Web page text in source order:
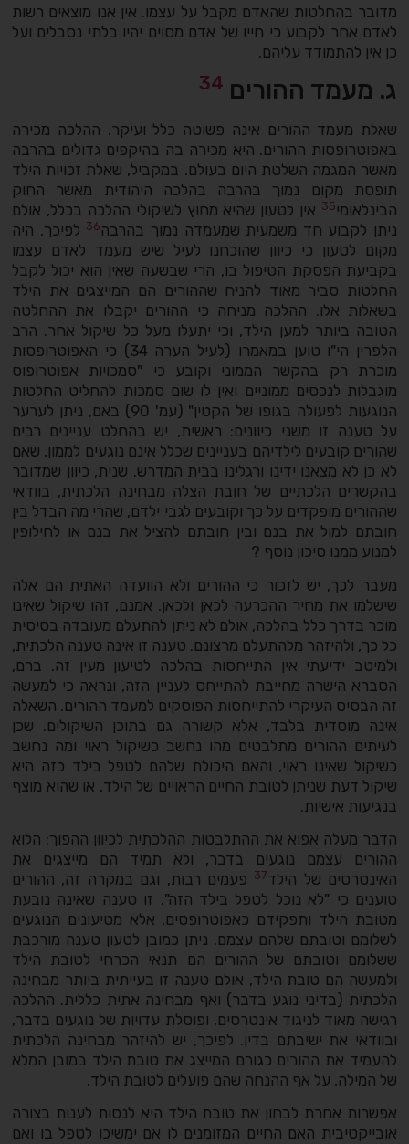
מדובר בהחלטות שהאדם מקבל על עצמו. אין אנו מוצאים רשות
לאדם אחר לקבוע כי חייו של אדם מסוים יהיו בלתי נסבלים ועל
כן אין להתמודד עליהם.
ג. מעמד ההורים 34
שאלת מעמד ההורים אינה פשוטה כלל ועיקר. ההלכה מכירה
באפוטרופסות ההורים. היא מכירה בה בהיקפים גדולים בהרבה
מאשר המגמה השלטת היום בעולם. במקביל, שאלת זכויות הילד
תופסת מקום נמוך בהרבה בהלכה היהודית מאשר החוק
הבינלאומי 35 אין לטעון שהיא מחוץ לשיקולי ההלכה בכלל, אולם
ניתן לקבוע חד משמעית שמעמדה נמוך בהרבה 36 לפיכך, היה
מקום לטעון כי כיוון שהוכחנו לעיל שיש מעמד לאדם עצמו
בקביעת הפסקת הטיפול בו, הרי שבשעה שאין הוא יכול לקבל
החלטות סביר מאוד להניח שההורים הם המייצגים את הילד
בשאלות אלו. ההלכה מניחה כי ההורים יקבלו את ההחלטה
הטובה ביותר למען הילד, וכי יתעלו מעל כל שיקול אחר. הרב
הלפרין הי"ו טוען במאמרו (לעיל הערה 34) כי האפוטרופסות
מוכרת רק בהקשר הממוני וקובע כי "סמכויות אפוטרופוס
מוגבלות לנכסים ממוניים ואין לו שום סמכות להחליט החלטות
הנוגעות לפעולה בגופו של הקטין" (עמ' 90) באם, ניתן לערער
על טענה זו משני כיוונים: ראשית, יש בהחלט עניינים רבים
שהורים קובעים לילדיהם בעניינים שכלל אינם נוגעים לממון, שאם
לא כן לא מצאנו ידינו ורגלינו בבית המדרש. שנית, כיוון שמדובר
בהקשרים הלכתיים של חובת הצלה מבחינה הלכתית, בוודאי
שההורים מופקדים על כך וקובעים לגבי ילדם, שהרי מה הבדל בין
חובתם למול את בנם ובין חובתם להציל את בנם או לחילופין
למנוע ממנו סיכון נוסף ?
מעבר לכך, יש לזכור כי ההורים ולא הוועדה האתית הם אלה
שישלמו את מחיר ההכרעה לכאן ולכאן. אמנם, זהו שיקול שאינו
מוכר בדרך כלל בהלכה, אולם לא ניתן להתעלם מעובדה בסיסית
כל כך, ולהיזהר מלהתעלם מרצונם. טענה זו אינה טענה הלכתית,
ולמיטב ידיעתי אין התייחסות בהלכה לטיעון מעין זה. ברם,
הסברא הישרה מחייבת להתייחס לעניין הזה, ונראה כי למעשה
זה הבסיס העיקרי להתייחסות הפוסקים למעמד ההורים. השאלה
אינה מוסדית בלבד, אלא קשורה גם בתוכן השיקולים. שכן
לעיתים ההורים מתלבטים מהו נחשב כשיקול ראוי ומה נחשב
כשיקול שאינו ראוי, והאם היכולת שלהם לטפל בילד כזה היא
שיקול דעת שניתן לטובת החיים הראויים של הילד, או שהוא מוצף
בנגיעות אישיות.
הדבר מעלה אפוא את ההתלבטות ההלכתית לכיוון ההפוך: הלוא
ההורים עצמם נוגעים בדבר, ולא תמיד הם מייצגים את
האינטרסים של הילד37 פעמים רבות, וגם במקרה זה, ההורים
טוענים כי "לא נוכל לטפל בילד הזה". זו טענה שאינה נובעת
מטובת הילד ותפקידם כאפוטרופסים, אלא מטיעונים הנוגעים
לשלומם וטובתם שלהם עצמם. ניתן כמובן לטעון טענה מורכבת
ששלומם וטובתם של ההורים הם תנאי הכרחי לטובת הילד
ולמעשה הם טובת הילד, אולם טענה זו בעייתית ביותר מבחינה
הלכתית (בדיני נוגע בדבר) ואף מבחינה אתית כללית. ההלכה
רגישה מאוד לניגוד אינטרסים, ופוסלת עדויות של נוגעים בדבר,
ובוודאי את ישיבתם בדין. לפיכך, יש להיזהר מבחינה הלכתית
להעמיד את ההורים כגורם המייצג את טובת הילד במובן המלא
של המילה, על אף ההנחה שהם פועלים לטובת הילד.
אפשרות אחרת לבחון את טובת הילד היא לנסות לענות בצורה
אובייקטיבית האם החיים המזומנים לו אם ימשיכו לטפל בו ואם